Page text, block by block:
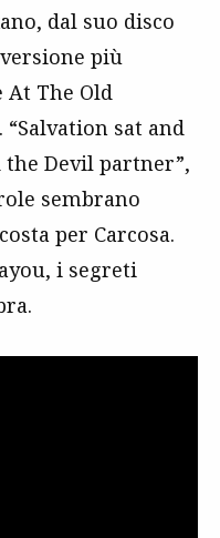
dal suo disco
più
At The Old
“Salvation sat and
the Devil partner”,
sembrano
per Carcosa.
i segreti